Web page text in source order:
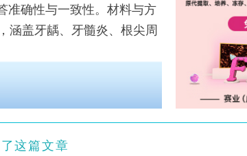
准确性与一致性。材料与方
涵盖牙龋、牙髓炎、根尖周
这篇文章